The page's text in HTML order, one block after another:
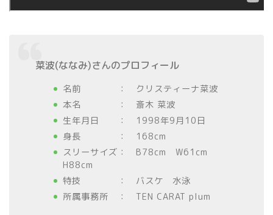
菜波(ななみ)さんのプロフィール
名前 ： クリスティーナ菜波
本名 ： 斎木 菜波
生年月日 ： 1998年9月10日
身長 ： 168cm
スリーサイズ： B78cm W61cm
H88cm
特技 ： バスケ 水泳
所属事務所 ： TEN CARAT plum